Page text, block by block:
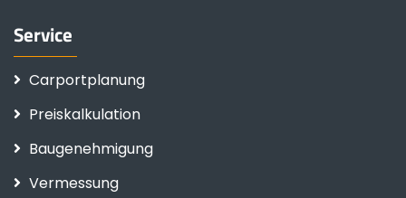
Service
Carportplanung
Preiskalkulation
Baugenehmigung
Vermessung